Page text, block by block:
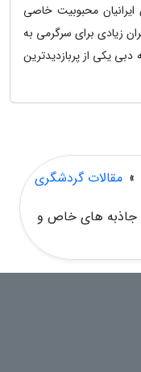
محبوبیت خاصی
زیادی برای سرگرمی به
یکی از پربازدیدترین
» مقالات گردشگری
جاذبه های خاص و